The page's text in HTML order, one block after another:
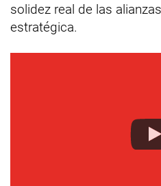
solidez real de las
estratégica.